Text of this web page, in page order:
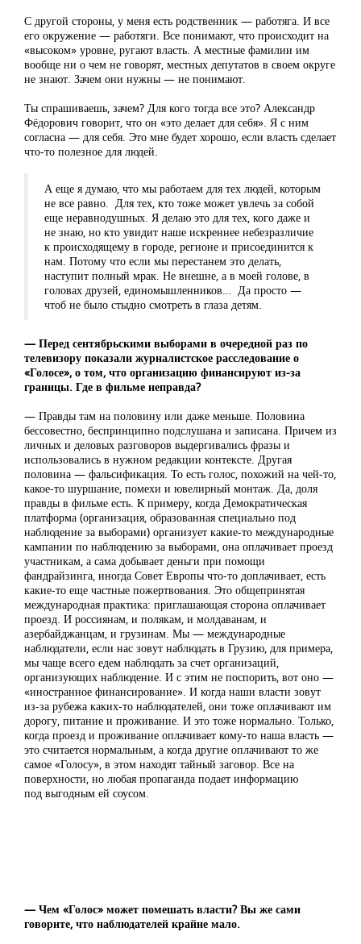
С другой стороны, у меня есть родственник — работяга. И все
его окружение — работяги. Все понимают, что происходит на
«высоком» уровне, ругают власть. А местные фамилии им
вообще ни о чем не говорят, местных депутатов в своем округе
не знают. Зачем они нужны — не понимают.
Ты спрашиваешь, зачем? Для кого тогда все это? Александр
Фёдорович говорит, что он «это делает для себя». Я с ним
согласна — для себя. Это мне будет хорошо, если власть сделает
что-то полезное для людей.
А еще я думаю, что мы работаем для тех людей, которым
не все равно. Для тех, кто тоже может увлечь за собой
еще неравнодушных. Я делаю это для тех, кого даже и
не знаю, но кто увидит наше искреннее небезразличие
к происходящему в городе, регионе и присоединится к
нам. Потому что если мы перестанем это делать,
наступит полный мрак. Не внешне, а в моей голове, в
головах друзей, единомышленников… Да просто —
чтоб не было стыдно смотреть в глаза детям.
— Перед сентябрьскими выборами в очередной раз по
телевизору показали журналистское расследование о
«Голосе», о том, что организацию финансируют из-за
границы. Где в фильме неправда?
— Правды там на половину или даже меньше. Половина
бессовестно, беспринципно подслушана и записана. Причем из
личных и деловых разговоров выдергивались фразы и
использовались в нужном редакции контексте. Другая
половина — фальсификация. То есть голос, похожий на чей-то,
какое-то шуршание, помехи и ювелирный монтаж. Да, доля
правды в фильме есть. К примеру, когда Демократическая
платформа (организация, образованная специально под
наблюдение за выборами) организует какие-то международные
кампании по наблюдению за выборами, она оплачивает проезд
участникам, а сама добывает деньги при помощи
фандрайзинга, иногда Совет Европы что-то доплачивает, есть
какие-то еще частные пожертвования. Это общепринятая
международная практика: приглашающая сторона оплачивает
проезд. И россиянам, и полякам, и молдаванам, и
азербайджанцам, и грузинам. Мы — международные
наблюдатели, если нас зовут наблюдать в Грузию, для примера,
мы чаще всего едем наблюдать за счет организаций,
организующих наблюдение. И с этим не поспорить, вот оно —
«иностранное финансирование». И когда наши власти зовут
из-за рубежа каких-то наблюдателей, они тоже оплачивают им
дорогу, питание и проживание. И это тоже нормально. Только,
когда проезд и проживание оплачивает кому-то наша власть —
это считается нормальным, а когда другие оплачивают то же
самое «Голосу», в этом находят тайный заговор. Все на
поверхности, но любая пропаганда подает информацию
под выгодным ей соусом.
— Чем «Голос» может помешать власти? Вы же сами
говорите, что наблюдателей крайне мало.